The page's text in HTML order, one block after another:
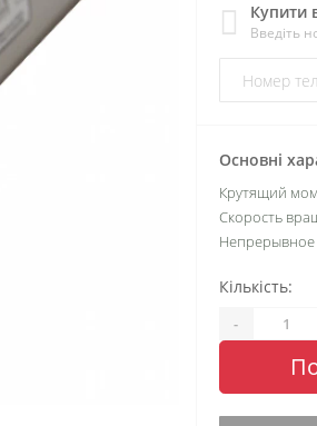
Купити
Введіть
Основні
Крутящий
Скорость
Кількість:
-